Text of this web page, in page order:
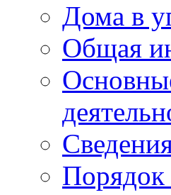
Дома в
Общая
Порядок